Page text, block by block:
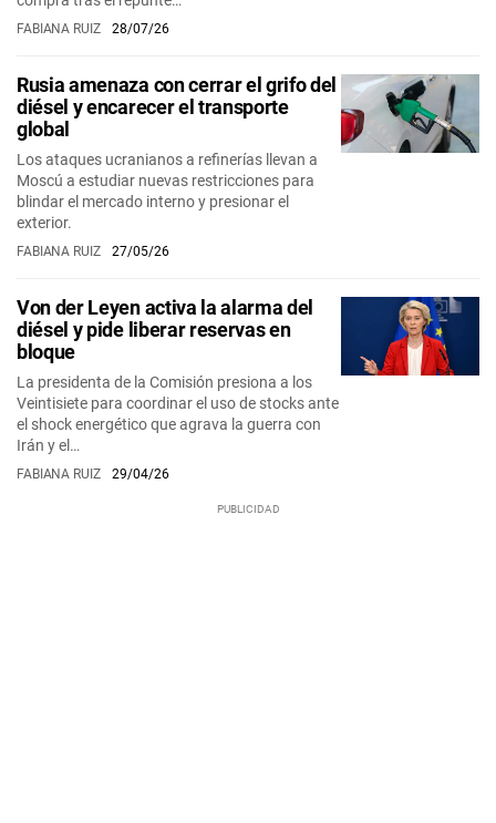
FABIANA RUIZ 28/07/26
Rusia amenaza con cerrar el grifo del
diésel y encarecer el transporte
global
Los ataques ucranianos a refinerías llevan a
Moscú a estudiar nuevas restricciones para
blindar el mercado interno y presionar el
exterior.
FABIANA RUIZ 27/05/26
Von der Leyen activa la alarma del
diésel y pide liberar reservas en
bloque
La presidenta de la Comisión presiona a los
Veintisiete para coordinar el uso de stocks ante
el shock energético que agrava la guerra con
Irán y el…
FABIANA RUIZ 29/04/26